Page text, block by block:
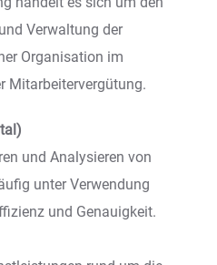
Verwaltung der
Organisation im
Mitarbeitervergütung.
und Analysieren von
unter Verwendung
und Genauigkeit.